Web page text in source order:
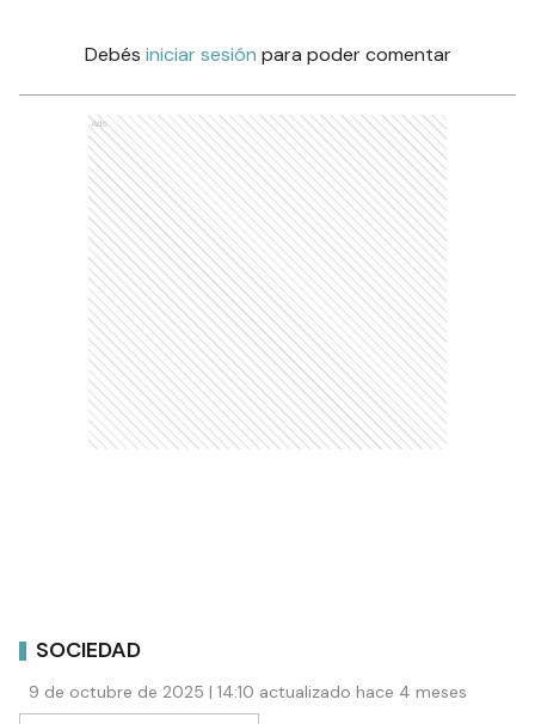
Debés iniciar sesión para poder comentar
Ads
SOCIEDAD
9 de octubre de 2025 | 14:10 actualizado hace 4 meses